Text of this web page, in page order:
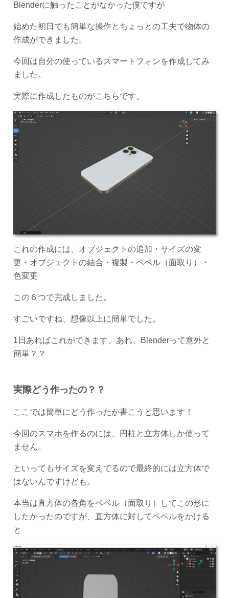
Blenderに触ったことがなかった僕ですが
始めた初日でも簡単な操作とちょっとの工夫で物体の
作成ができました。
今回は自分の使っているスマートフォンを作成してみ
ました。
実際に作成したものがこちらです。
これの作成には、オブジェクトの追加・サイズの変
更・オブジェクトの結合・複製・ベベル（面取り）・
色変更
この６つで完成しました。
すごいですね、想像以上に簡単でした。
1日あればこれができます、あれ、Blenderって意外と
簡単？？
実際どう作ったの？？
ここでは簡単にどう作ったか書こうと思います！
今回のスマホを作るのには、円柱と立方体しか使って
ません。
といってもサイズを変えてるので最終的には立方体で
はないんですけども。
本当は直方体の各角をベベル（面取り）してこの形に
したかったのですが、直方体に対してベベルをかける
と